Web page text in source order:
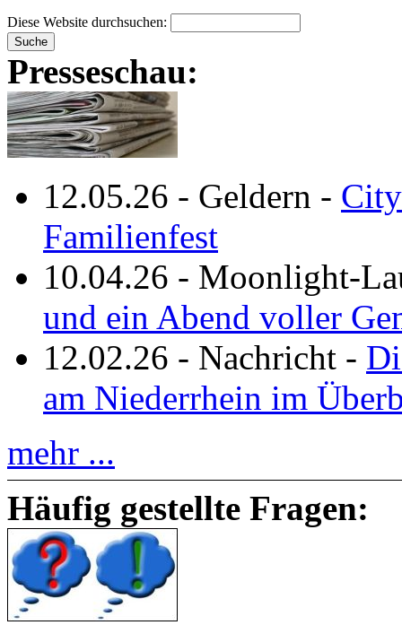
Diese Website durchsuchen:
Presseschau:
12.05.26 - Geldern -
Familienfest
10.04.26 - Moonlight-
und ein Abend voller
12.02.26 - Nachricht -
am Niederrhein im
mehr ...
Häufig gestellte Fragen: